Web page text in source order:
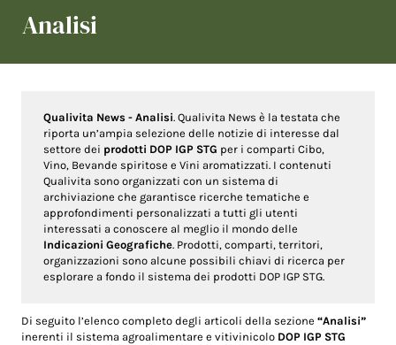
Analisi
Qualivita News - Analisi. Qualivita News è la testata che
riporta un’ampia selezione delle notizie di interesse dal
settore dei prodotti DOP IGP STG per i comparti Cibo,
Vino, Bevande spiritose e Vini aromatizzati. I contenuti
Qualivita sono organizzati con un sistema di
archiviazione che garantisce ricerche tematiche e
approfondimenti personalizzati a tutti gli utenti
interessati a conoscere al meglio il mondo delle
Indicazioni Geografiche. Prodotti, comparti, territori,
organizzazioni sono alcune possibili chiavi di ricerca per
esplorare a fondo il sistema dei prodotti DOP IGP STG.
Di seguito l’elenco completo degli articoli della sezione“Analisi”
inerenti il sistema agroalimentare e vitivinicolo DOP IGP STG